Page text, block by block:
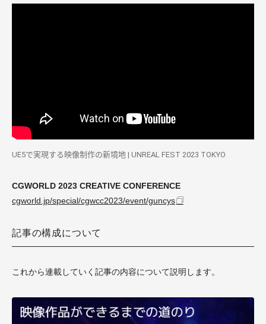
UE5で実現する映像制作の新境地 | UNREAL FEST 2023 TOKYO
CGWORLD 2023 CREATIVE CONFERENCE
cgworld.jp/special/cgwcc2023/event/guncys
記事の構成について
これから連載していく記事の内容について説明します。